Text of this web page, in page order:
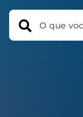
Search